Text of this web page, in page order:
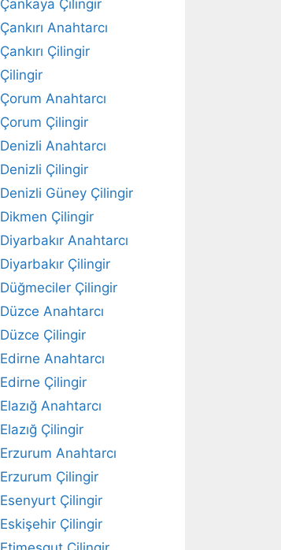
Çankaya Çilingir
Çankırı Anahtarcı
Çankırı Çilingir
Çilingir
Çorum Anahtarcı
Çorum Çilingir
Denizli Anahtarcı
Denizli Çilingir
Denizli Güney Çilingir
Dikmen Çilingir
Diyarbakır Anahtarcı
Diyarbakır Çilingir
Düğmeciler Çilingir
Düzce Anahtarcı
Düzce Çilingir
Edirne Anahtarcı
Edirne Çilingir
Elazığ Anahtarcı
Elazığ Çilingir
Erzurum Anahtarcı
Erzurum Çilingir
Esenyurt Çilingir
Eskişehir Çilingir